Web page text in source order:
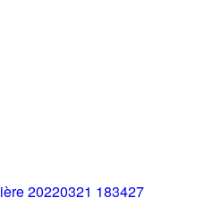
20220321 183427